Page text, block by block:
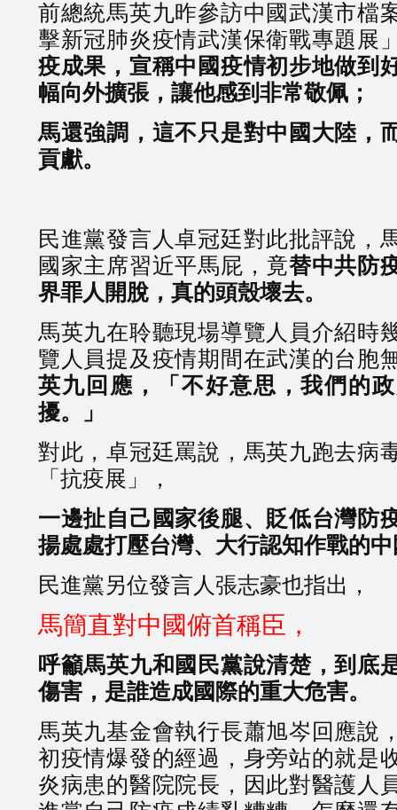
前總統馬英九昨參訪中國武漢市檔
擊新冠肺炎疫情武漢保衛戰專題展
疫成果，宣稱中國疫情初步地做到
幅向外擴張，讓他感到非常敬佩；
馬還強調，這不只是對中國大陸，
貢獻。
民進黨發言人卓冠廷對此批評說，
國家主席習近平馬屁，竟替中共防
界罪人開脫，真的頭殼壞去。
馬英九在聆聽現場導覽人員介紹時
覽人員提及疫情期間在武漢的台胞
英九回應，
「不好意思，我們的
擾。」
對此，卓冠廷罵說，馬英九跑去病
「抗疫展」，
一邊扯自己國家後腿、貶低台灣防
揚處處打壓台灣、大行認知作戰的
民進黨另位發言人張志豪也指出，
馬簡直對中國俯首稱臣，
呼籲馬英九和國民黨說清楚，到底
傷害，是誰造成國際的重大危害。
馬英九基金會執行長蕭旭岑回應說
初疫情爆發的經過，身旁站的就是
炎病患的醫院院長，因此對醫護人